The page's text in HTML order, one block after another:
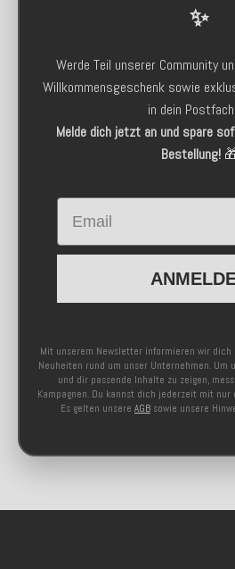
✨
Werde Teil unserer Community
Willkommensgeschenk sowie
in dein
Melde dich jetzt an und spare
Bestellung!
Email
Mit unserem Newsletter informieren wir dich
Neuheiten rund um unser Unternehmen. Um
und dir passende Inhalte zu zeigen,
Kampagnen. Du kannst dich jederzeit mit
Es gelten unsere AGB sowie unsere